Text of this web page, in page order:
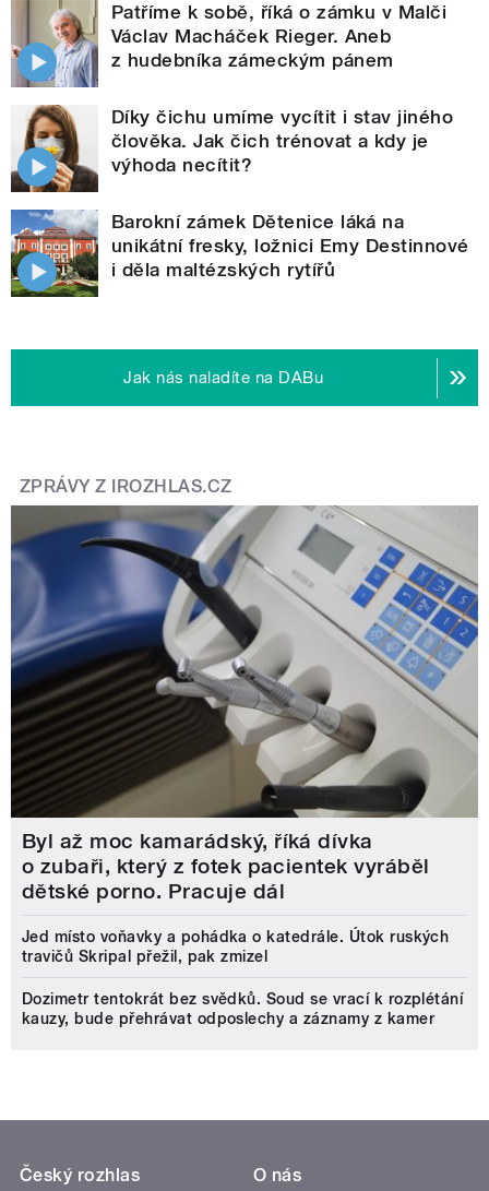
Patříme k sobě, říká o zámku v Malči
Václav Macháček Rieger. Aneb
z hudebníka zámeckým pánem
Díky čichu umíme vycítit i stav jiného
člověka. Jak čich trénovat a kdy je
výhoda necítit?
Barokní zámek Dětenice láká na
unikátní fresky, ložnici Emy Destinnové
i děla maltézských rytířů
Jak nás naladíte na DABu
ZPRÁVY Z IROZHLAS.CZ
Byl až moc kamarádský, říká dívka
o zubaři, který z fotek pacientek vyráběl
dětské porno. Pracuje dál
Jed místo voňavky a pohádka o katedrále. Útok ruských
travičů Skripal přežil, pak zmizel
Dozimetr tentokrát bez svědků. Soud se vrací k rozplétání
kauzy, bude přehrávat odposlechy a záznamy z kamer
Český rozhlas
O nás